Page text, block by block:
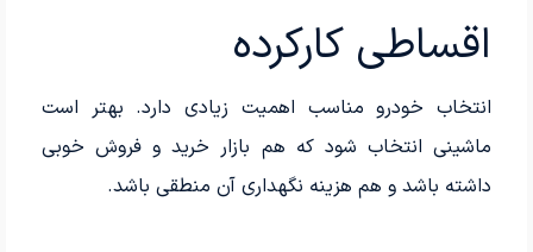
اقساطی کارکرده
انتخاب خودرو مناسب اهمیت زیادی دارد. بهتر است
ماشینی انتخاب شود که هم بازار خرید و فروش خوبی
داشته باشد و هم هزینه نگهداری آن منطقی باشد.